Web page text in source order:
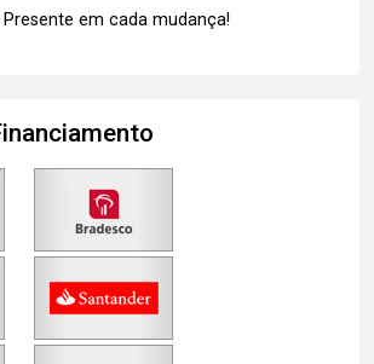
Presente em cada mudança!